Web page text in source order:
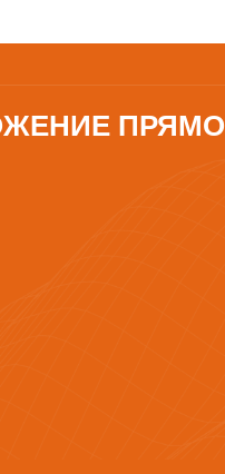
ПРЯМО